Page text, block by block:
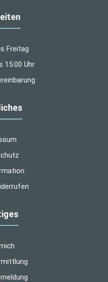
Freitag
15:00 Uhr